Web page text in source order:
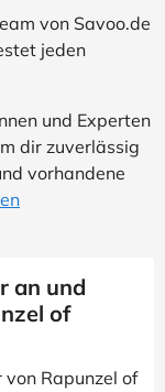
von Savoo.de
jeden
und Experten
dir zuverlässig
vorhandene
an und
of
Rapunzel of